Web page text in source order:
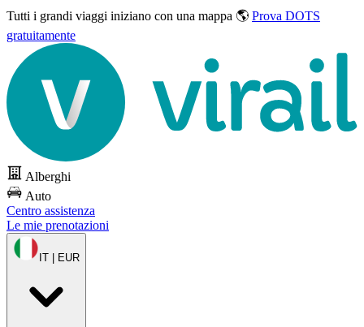
Tutti i grandi viaggi iniziano con una mappa 🌎 Prova DOTS
gratuitamente
Alberghi
Auto
Centro assistenza
Le mie prenotazioni
IT | EUR